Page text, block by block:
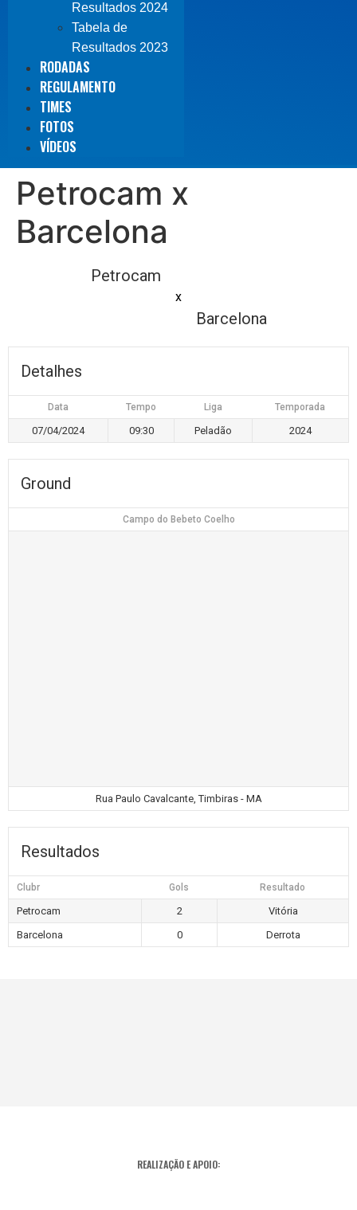
Resultados 2024
Tabela de
Resultados 2023
RODADAS
REGULAMENTO
TIMES
FOTOS
VÍDEOS
Petrocam x
Barcelona
Petrocam
x
Barcelona
Detalhes
Data Tempo Liga Temporada
07/04/2024 09:30 Peladão 2024
Ground
Campo do Bebeto Coelho
Rua Paulo Cavalcante, Timbiras - MA
Resultados
Clubr Gols Resultado
Petrocam 2
Vitória
Barcelona
0 Derrota
REALIZAÇÃO E APOIO: